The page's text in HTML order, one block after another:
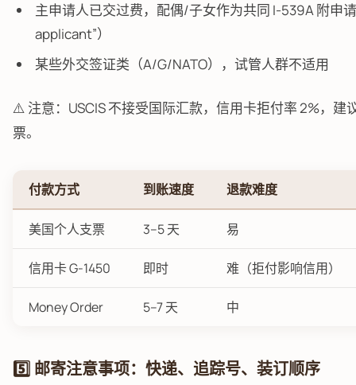
主申请人已交过费，配偶/子女作为共同 I-539A 附申
applicant”）
某些外交签证类（A/G/NATO），试管人群不适用
⚠️ 注意：USCIS 不接受国际汇款，信用卡拒付率 2%，建
票。
付款方式 到账速度 退款难度
美国个人支票 3–5 天 易
信用卡 G-1450 即时 难（拒付影响信用）
Money Order 5–7 天 中
5️⃣ 邮寄注意事项：快递、追踪号、装订顺序